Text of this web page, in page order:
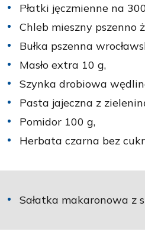
Płatki jęczmienne na
Chleb mieszny pszenno
Bułka pszenna
Masło extra 10 g,
Szynka drobiowa
Pasta jajeczna z
Pomidor 100 g,
Herbata czarna bez
Sałatka makaronowa z